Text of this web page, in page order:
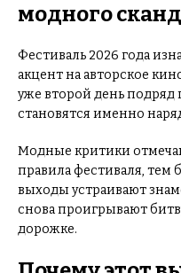
модного
Фестиваль 2026 года
акцент на авторское
уже второй день
становятся именно
Модные критики
правила фестиваля, тем
выходы устраивают
снова проигрывают
дорожке.